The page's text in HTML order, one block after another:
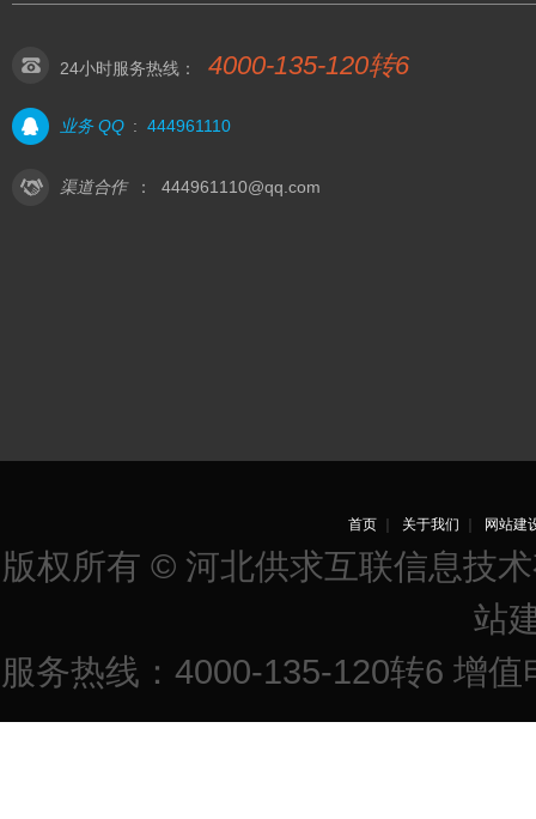
24小时服务热线： 4000-135-120转6
业务 QQ : 444961110
渠道合作 ： 444961110@qq.com
首页｜ 关于我们 网站建
版权所有 © 河北供求互联信息技
站
服务热线：4000-135-120转6 增